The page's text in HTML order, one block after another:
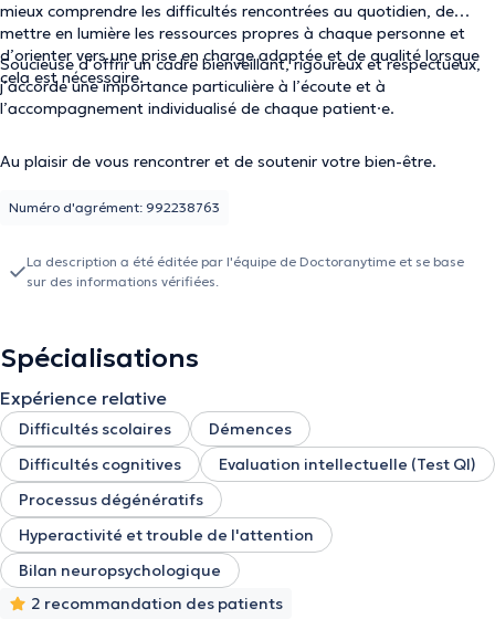
mieux comprendre les difficultés rencontrées au quotidien, de
mettre en lumière les ressources propres à chaque personne et
d’orienter vers une prise en charge adaptée et de qualité lorsque
cela est nécessaire.
Soucieuse d’offrir un cadre bienveillant, rigoureux et respectueux,
j’accorde une importance particulière à l’écoute et à
l’accompagnement individualisé de chaque patient·e.
Au plaisir de vous rencontrer et de soutenir votre bien-être.
Numéro d'agrément: 992238763
La description a été éditée par l'équipe de Doctoranytime et se base
sur des informations vérifiées.
Spécialisations
Expérience relative
Difficultés scolaires
Démences
Difficultés cognitives
Evaluation intellectuelle (Test QI)
Processus dégénératifs
Hyperactivité et trouble de l'attention
Bilan neuropsychologique
2 recommandation des patients